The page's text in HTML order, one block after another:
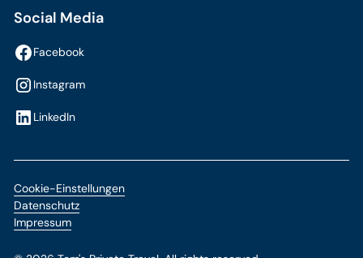
Social Media
Facebook
Instagram
LinkedIn
Cookie-Einstellungen
Datenschutz
Impressum